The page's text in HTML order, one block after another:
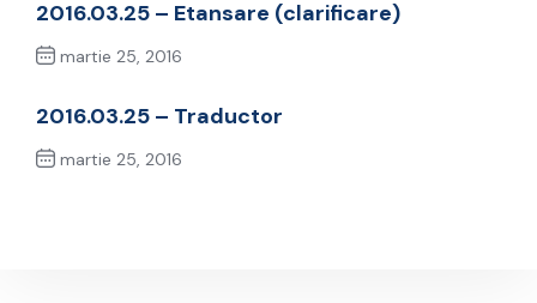
2016.03.25 – Etansare (clarificare)
martie 25, 2016
2016.03.25 – Traductor
martie 25, 2016